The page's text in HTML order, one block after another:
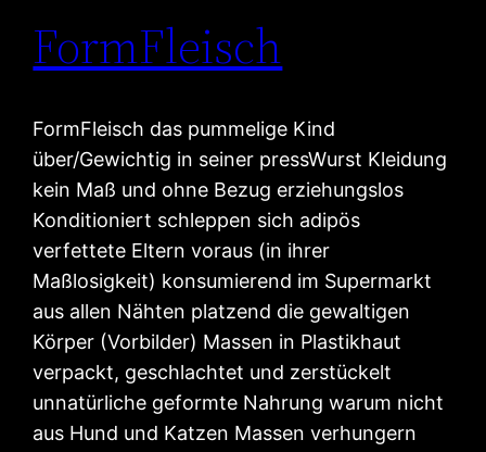
FormFleisch
FormFleisch das pummelige Kind
über/Gewichtig in seiner pressWurst Kleidung
kein Maß und ohne Bezug erziehungslos
Konditioniert schleppen sich adipös
verfettete Eltern voraus (in ihrer
Maßlosigkeit) konsumierend im Supermarkt
aus allen Nähten platzend die gewaltigen
Körper (Vorbilder) Massen in Plastikhaut
verpackt, geschlachtet und zerstückelt
unnatürliche geformte Nahrung warum nicht
aus Hund und Katzen Massen verhungern